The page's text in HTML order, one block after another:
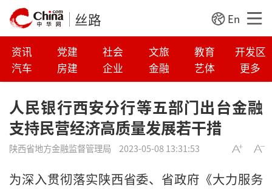
丝路 En
资讯 党建 社会 文旅 教育
开发区
汽车
房建 企业 金融 艺体 更多
人民银行西安分行等五部门出台金融
支持民营经济高质量发展若干措
陕西省地方金融监督管理局 2023-05-08 13:31:53
为深入贯彻落实陕西省委、省政府《大力服务